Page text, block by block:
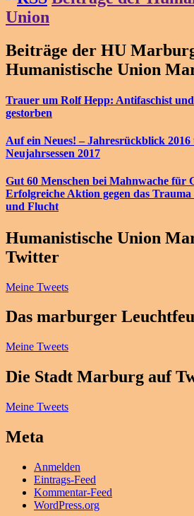
Union
Beiträge der HU
Humanistische Union
Trauer um Rolf Hepp: Antifaschist
gestorben
Auf ein Neues! – Jahresrückblick
Neujahrsessen 2017
Gut 60 Menschen bei Mahnwache für
Erfolgreiche Aktion gegen das
und Flucht
Humanistische Union
Twitter
Meine Tweets
Das marburger
Meine Tweets
Die Stadt Marburg auf
Meine Tweets
Meta
Anmelden
Eintrags-Feed
Kommentar-Feed
WordPress.org